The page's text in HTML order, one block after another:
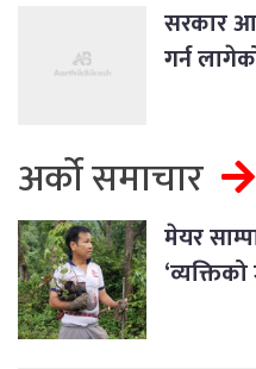
सरकार
गर्न
अर्को समाचार
मेयर